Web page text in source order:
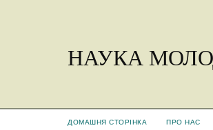
НАУКА
ДОМАШНЯ СТОРІНКА ПРО НАС